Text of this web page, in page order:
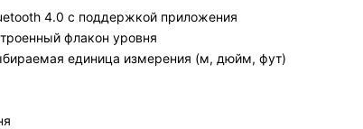
4.0 с поддержкой приложения
флакон уровня
единица измерения (м, дюйм, фут)